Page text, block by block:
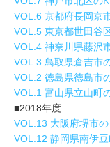
VOL.6 京都府長岡京
VOL.5 東京都世田谷
VOL.4 神奈川県藤沢
VOL.3 鳥取県倉吉市
VOL.2 徳島県徳島市
VOL.1 富山県立山町
■2018年度
VOL.13 大阪府堺市
VOL.12 静岡県南伊